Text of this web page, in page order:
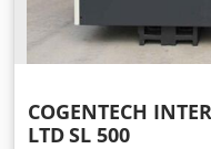
COGENTECH
LTDSL 500